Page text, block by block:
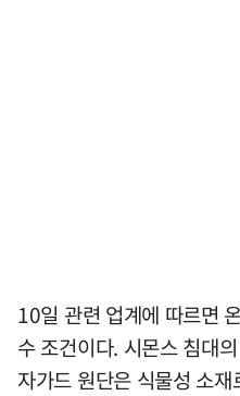
10일 관련 업계에 따르면
수 조건이다. 시몬스 침대
자가드 원단은 식물성 소